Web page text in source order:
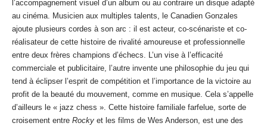
l’accompagnement visuel d’un album ou au contraire un disque adapté
au cinéma. Musicien aux multiples talents, le Canadien Gonzales
ajoute plusieurs cordes à son arc : il est acteur, co-scénariste et co-
réalisateur de cette histoire de rivalité amoureuse et professionnelle
entre deux frères champions d’échecs. L’un vise à l’efficacité
commerciale et publicitaire, l’autre invente une philosophie du jeu qui
tend à éclipser l’esprit de compétition et l’importance de la victoire au
profit de la beauté du mouvement, comme en musique. Cela s’appelle
d’ailleurs le « jazz chess ». Cette histoire familiale farfelue, sorte de
croisement entre Rocky et les films de Wes Anderson, est une des